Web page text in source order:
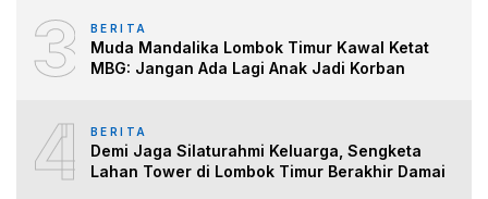
3 BERITA
Muda Mandalika Lombok Timur Kawal Ketat
MBG: Jangan Ada Lagi Anak Jadi Korban
4 BERITA
Demi Jaga Silaturahmi Keluarga, Sengketa
Lahan Tower di Lombok Timur Berakhir Damai